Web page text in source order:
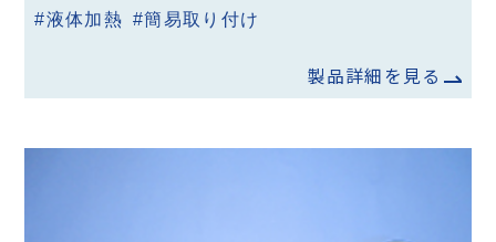
#液体加熱 #簡易取り付け
製品詳細を見る